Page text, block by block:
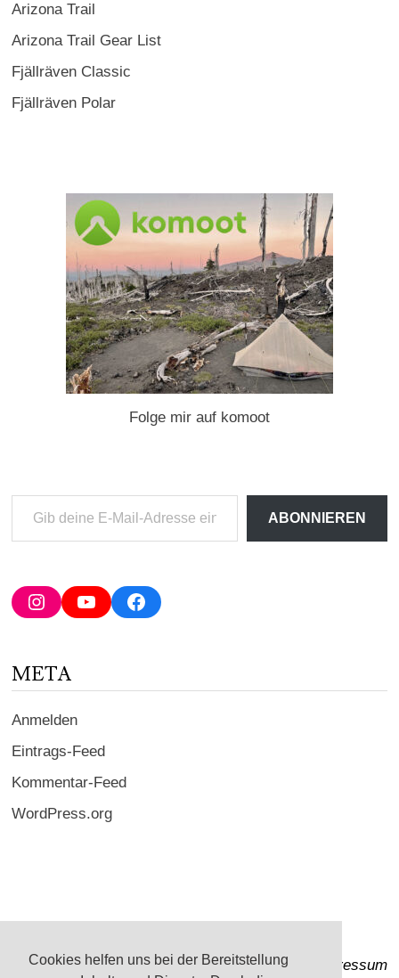
Cookies helfen uns bei der Bereitstellung
Arizona Trail
Arizona Trail Gear List
Fjällräven Classic
Fjällräven Polar
Folge mir auf komoot
deine
Adresse
ein ...
ABONNIEREN
InstagramYouTubeFacebook
META
Anmelden
Eintrags-Feed
Kommentar-Feed
WordPress.org
Impressum